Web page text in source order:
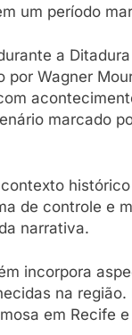
um período
a
Wagner
marcado
de controle e
narrativa.
incorpora
na
em Recife